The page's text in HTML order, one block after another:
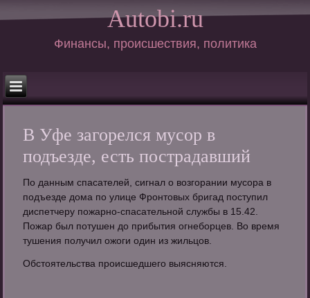
Autobi.ru
Финансы, происшествия, политика
В Уфе загорелся мусор в
подъезде, есть пострадавший
По данным спасателей, сигнал о возгорании мусора в
подъезде дома по улице Фронтовых бригад поступил
диспетчеру пожарно-спасательной службы в 15.42.
Пожар был потушен до прибытия огнеборцев. Во время
тушения получил ожоги один из жильцов.
Обстоятельства происшедшего выясняются.